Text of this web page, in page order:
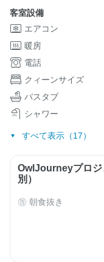
客室設備
エアコン
暖房
電話
クィーンサイズ
バスタブ
シャワー
すべて表示（17）
OwlJourneyプロジ
別）
朝食抜き